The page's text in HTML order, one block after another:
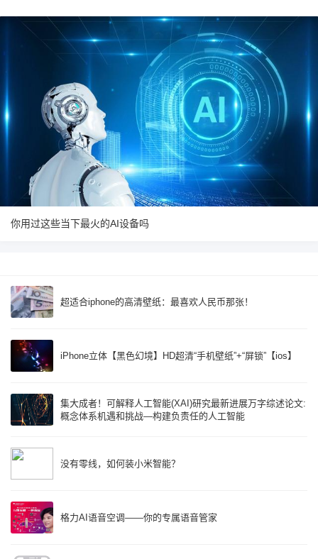
你用过这些当下最火的AI设备吗
超适合iphone的高清壁纸：最喜欢人民币那张！
iPhone立体【黑色幻境】HD超清“手机壁纸”+“屏锁”【ios】
集大成者！可解释人工智能(XAI)研究最新进展万字综述论文:
概念体系机遇和挑战—构建负责任的人工智能
没有零线，如何装小米智能？
格力AI语音空调——你的专属语音管家